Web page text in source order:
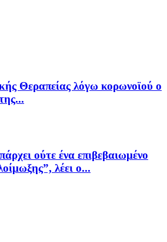
Θεραπείας λόγω κορωνοϊού ο
ούτε ένα επιβεβαιωμένο
λέει ο...